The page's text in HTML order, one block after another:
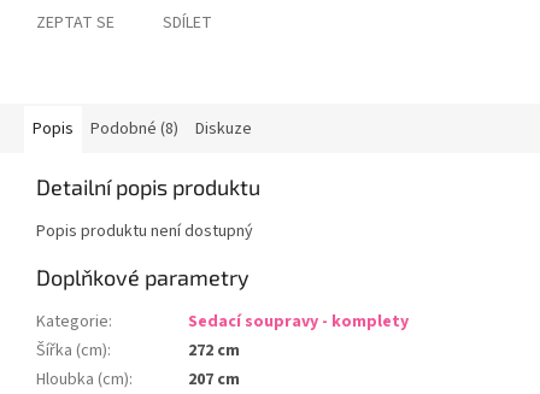
ZEPTAT SE SDÍLET
Popis Podobné (8) Diskuze
Detailní popis produktu
Popis produktu není dostupný
Doplňkové parametry
Kategorie:
Sedací soupravy - komplety
Šířka (cm):
272 cm
Hloubka (cm):
207 cm